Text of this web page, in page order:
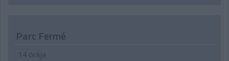
Parc Fermé
14 órája